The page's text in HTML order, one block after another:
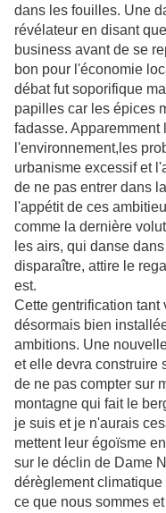
dans les fouilles. Une
révélateur en disant
business avant de se
bon pour l'économie
débat fut soporifique
papilles car les épices
fadasse. Apparemment
l'environnement,les
urbanisme excessif et
de ne pas entrer dans
l'appétit de ces
comme la dernière
les airs, qui danse
disparaître, attire le
est.
Cette gentrification
désormais bien
ambitions. Une
et elle devra construire
de ne pas compter sur
montagne qui fait le
je suis et je n'aurais
mettent leur égoïsme
sur le déclin de Dame
dérèglement
ce que nous sommes